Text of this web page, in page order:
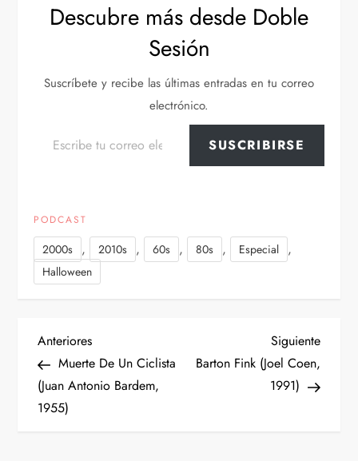
Descubre más desde Doble
Sesión
Suscríbete y recibe las últimas entradas en tu correo
electrónico.
SUSCRIBIRSE
PODCAST
2000s , 2010s , 60s , 80s , Especial ,
Halloween
N
a
v
Entrada
anterior
Anteriores
Muerte De Un Ciclista
(Juan Antonio Bardem,
1955)
Siguiente
Barton Fink (Joel Coen,
1991)